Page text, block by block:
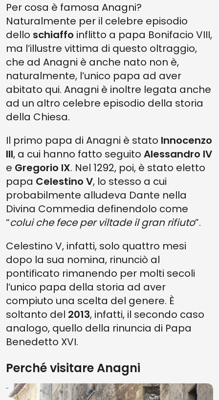
Per cosa è famosa Anagni?
Naturalmente per il celebre episodio
dello schiaffo inflitto a papa Bonifacio VIII,
ma l’illustre vittima di questo oltraggio,
che ad Anagni è anche nato non è,
naturalmente, l’unico papa ad aver
abitato qui. Anagni è inoltre legata anche
ad un altro celebre episodio della storia
della Chiesa.
Il primo papa di Anagni è stato Innocenzo
III, a cui hanno fatto seguito Alessandro IV
e Gregorio IX. Nel 1292, poi, è stato eletto
papa Celestino V, lo stesso a cui
probabilmente alludeva Dante nella
Divina Commedia definendolo come
“colui che fece per viltade il gran rifiuto”.
Celestino V, infatti, solo quattro mesi
dopo la sua nomina, rinunciò al
pontificato rimanendo per molti secoli
l’unico papa della storia ad aver
compiuto una scelta del genere. È
soltanto del 2013, infatti, il secondo caso
analogo, quello della rinuncia di Papa
Benedetto XVI.
Perché visitare Anagni